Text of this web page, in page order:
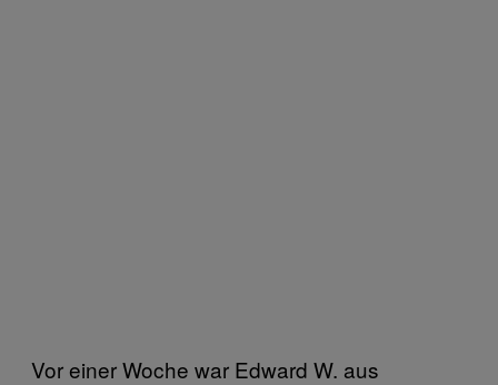
Vor einer Woche war Edward W. aus